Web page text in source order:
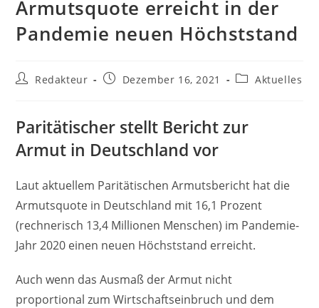
Armutsquote erreicht in der
Pandemie neuen Höchststand
Beitrags-
Redakteur
BeitragDezember 16, 2021
Beitrags-
Aktuelles
Paritätischer stellt Bericht zur
Armut in Deutschland vor
Laut aktuellem Paritätischen Armutsbericht hat die
Armutsquote in Deutschland mit 16,1 Prozent
(rechnerisch 13,4 Millionen Menschen) im Pandemie-
Jahr 2020 einen neuen Höchststand erreicht.
Auch wenn das Ausmaß der Armut nicht
proportional zum Wirtschaftseinbruch und dem